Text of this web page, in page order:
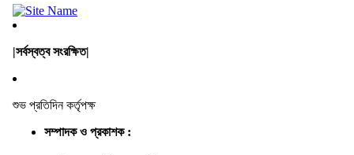
|সর্বস্বত্ব সংরক্ষিত|
শুভ প্রতিদিন কর্তৃপক্ষ
সম্পাদক ও প্রকাশক :